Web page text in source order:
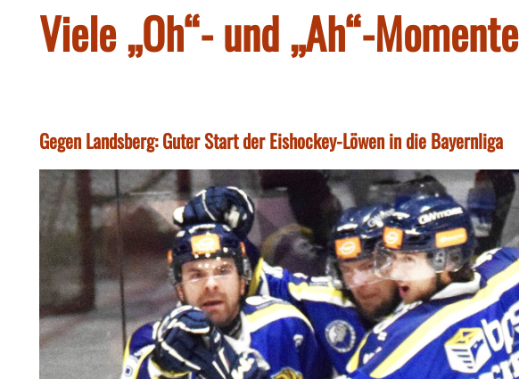
Viele „Oh“- und „Ah“-Momente
Gegen Landsberg: Guter Start der Eishockey-Löwen in die Bayernliga